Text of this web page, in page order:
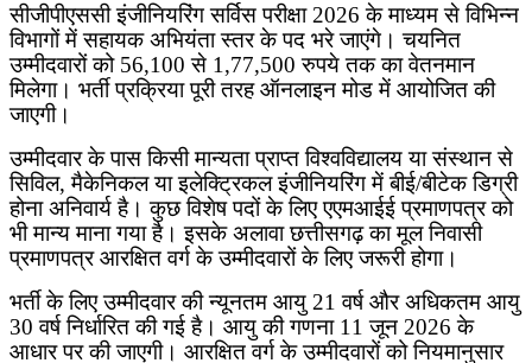
सीजीपीएससी इंजीनियरिंग सर्विस परीक्षा 2026के माध्यम से विभिन्न
विभागों में सहायक अभियंता स्तर के पद भरे जाएंगे। चयनित
उम्मीदवारों को 56,100से 1,77,500रुपये तक का वेतनमान
मिलेगा। भर्ती प्रक्रिया पूरी तरह ऑनलाइन मोड में आयोजित की
जाएगी।
उम्मीदवार के पास किसी मान्यता प्राप्त विश्वविद्यालय या संस्थान से
सिविल,मैकेनिकल या इलेक्ट्रिकल इंजीनियरिंग में बीई/बीटेक डिग्री
होना अनिवार्य है। कुछ विशेष पदों के लिए एएमआईई प्रमाणपत्र को
भी मान्य माना गया है। इसके अलावा छत्तीसगढ़ का मूल निवासी
प्रमाणपत्र आरक्षित वर्ग के उम्मीदवारों के लिए जरूरी होगा।
भर्ती के लिए उम्मीदवार की न्यूनतम आयु 21वर्ष और अधिकतम आयु
30वर्ष निर्धारित की गई है। आयु की गणना 11जून 2026के
आधार पर की जाएगी। आरक्षित वर्ग के उम्मीदवारों को नियमानुसार